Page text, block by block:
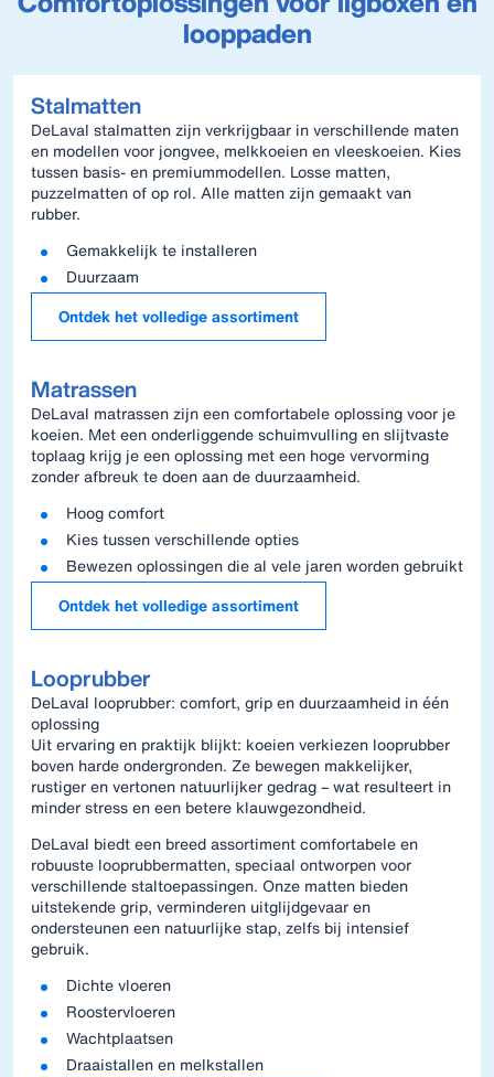
looppaden
Stalmatten
DeLaval stalmatten zijn verkrijgbaar in verschillende maten
en modellen voor jongvee, melkkoeien en vleeskoeien. Kies
tussen basis- en premiummodellen. Losse matten,
puzzelmatten of op rol. Alle matten zijn gemaakt van
rubber.
Gemakkelijk te installeren
Duurzaam
Ontdek het volledige assortiment
Matrassen
DeLaval matrassen zijn een comfortabele oplossing voor je
koeien. Met een onderliggende schuimvulling en slijtvaste
toplaag krijg je een oplossing met een hoge vervorming
zonder afbreuk te doen aan de duurzaamheid.
Hoog comfort
Kies tussen verschillende opties
Bewezen oplossingen die al vele jaren worden gebruikt
Ontdek het volledige assortiment
Looprubber
DeLaval looprubber: comfort, grip en duurzaamheid in één
oplossing
Uit ervaring en praktijk blijkt: koeien verkiezen looprubber
boven harde ondergronden. Ze bewegen makkelijker,
rustiger en vertonen natuurlijker gedrag – wat resulteert in
minder stress en een betere klauwgezondheid.
DeLaval biedt een breed assortiment comfortabele en
robuuste looprubbermatten, speciaal ontworpen voor
verschillende staltoepassingen. Onze matten bieden
uitstekende grip, verminderen uitglijdgevaar en
ondersteunen een natuurlijke stap, zelfs bij intensief
gebruik.
Dichte vloeren
Roostervloeren
Wachtplaatsen
Draaistallen en melkstallen